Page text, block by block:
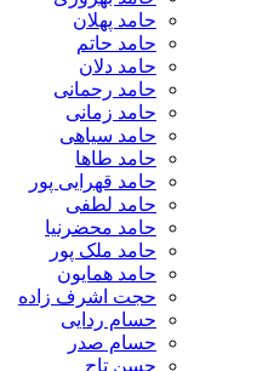
حامد پهلان
حامد حاتم
حامد دلان
حامد رحمانی
حامد زمانی
حامد سیاهی
حامد طاها
حامد قهرایی پور
حامد لطفی
حامد محضرنیا
حامد ملک پور
حامد همایون
حجت اشرف زاده
حسام ردایی
حسام صدر
حسن تاج